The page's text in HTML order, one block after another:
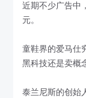
近期不少广告中
元。
童鞋界的爱马仕
黑科技还是卖概
泰兰尼斯的创始